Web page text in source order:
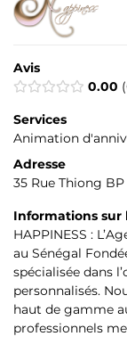
Avis
0.00
Services
Animation
Adresse
35 Rue Thiong BP
Informations sur
HAPPINESS :
au Sénégal
spécialisée dans
personnalisés.
haut de gamme
professionnels